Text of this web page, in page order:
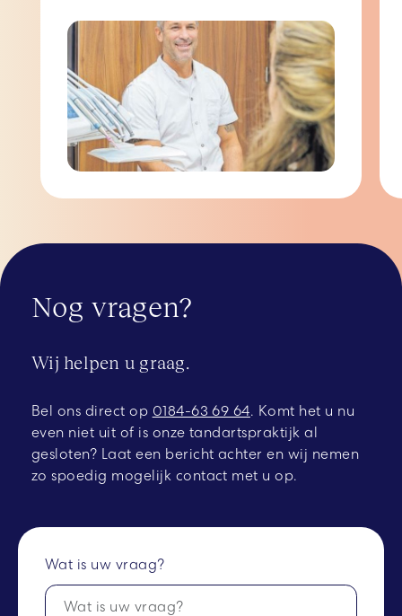
Nog vragen?
Wij helpen u graag.
Bel ons direct op 0184-63 69 64. Komt het u nu
even niet uit of is onze tandartspraktijk al
gesloten? Laat een bericht achter en wij nemen
zo spoedig mogelijk contact met u op.
Wat is uw vraag?